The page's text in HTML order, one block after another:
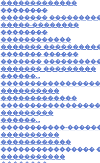
�������������
��������
��������
�����-��������
��������
������������
�������
������� ������
�������
������� ���������
������...
����������
�������������
�����������������
���������
������...
�����������-
����������
������������
����������������
�����������